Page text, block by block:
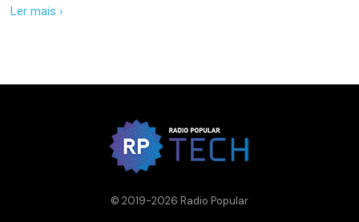
Ler mais ›
© 2019-2026 Radio Popular